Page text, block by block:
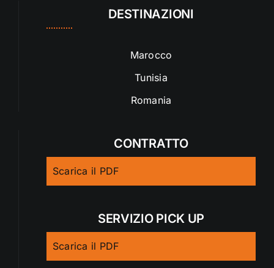
DESTINAZIONI
Marocco
Tunisia
Romania
CONTRATTO
Scarica il PDF
SERVIZIO PICK UP
Scarica il PDF